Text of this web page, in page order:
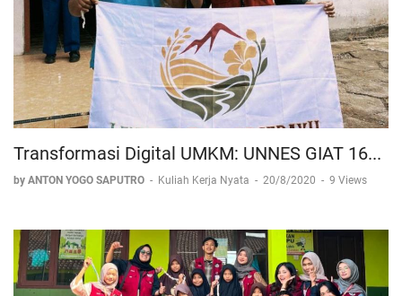
Transformasi Digital UMKM: UNNES GIAT 16...
by ANTON YOGO SAPUTRO - Kuliah Kerja Nyata - 20/8/2020 - 9 Views